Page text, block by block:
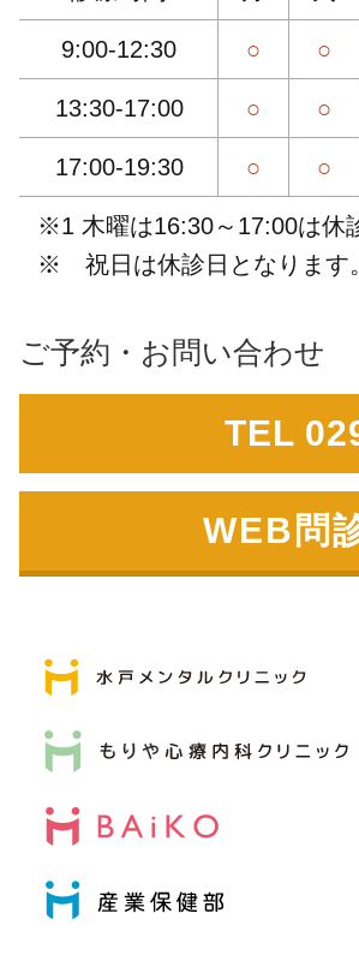
9:00-12:30 ○ ○
13:30-17:00 ○ ○
17:00-19:30 ○ ○
※1 木曜は16:30～17:00は休
※ 祝日は休診日となります。
ご予約・お問い合わせ
TEL
WEB問